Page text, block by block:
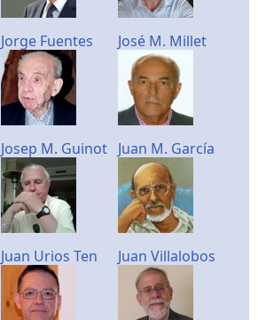
Jorge Fuentes José M. Millet
Josep M. Guinot Juan M. García
Juan Urios Ten Juan Villalobos